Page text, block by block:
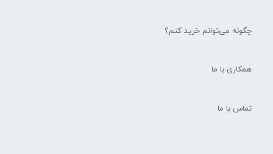
چگونه می‌توانم خرید کنم؟
همکاری با ما
تماس با ما